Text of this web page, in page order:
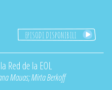
EPISODI DISPONIBILI
Red de la EOL
Mauas;Mirta Berkoff